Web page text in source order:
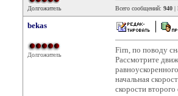
Долгожитель Всего сообщений: 940 |
bekas
Долгожитель
Firn, по поводу
Рассмотрите
начальная
скорости